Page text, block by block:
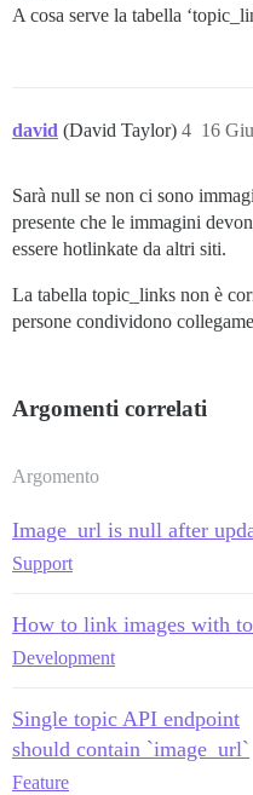
A cosa serve la tabella
david (David Taylor) 16
4
Sarà null se non ci sono
presente che le immagini
essere hotlinkate da altri siti.
La tabella topic_links non è
persone condividono
Argomenti correlati
Argomento
Image_url is null after
Support
How to link images with
Development
Single topic API endpoint
should contain `image_url`
Feature